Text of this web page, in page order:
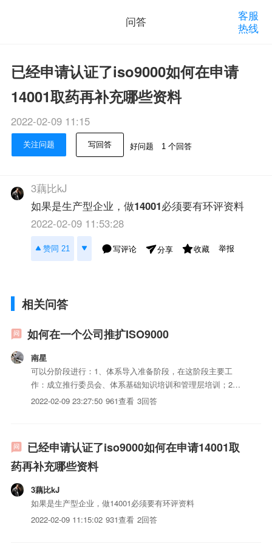
问答
客服
热线
已经申请认证了iso9000如何在申请
14001取药再补充哪些资料
2022-02-09 11:15
关注问题 写回答 好问题 1 个回答
3藕比kJ
如果是生产型企业，做14001必须要有环评资料
2022-02-09 11:53:28
赞同 21 写评论 分享 收藏 举报
相关问答
如何在一个公司推扩ISO9000
南星
可以分阶段进行：1、体系导入准备阶段，在这阶段主要工
作：成立推行委员会、体系基础知识培训和管理层培训；2、
体系建立阶段，主要工作：制定和发放体系iso三体系认证
2022-02-09 23:27:50 961查看 3回答
已经申请认证了iso9000如何在申请14001取
药再补充哪些资料
3藕比kJ
如果是生产型企业，做14001必须要有环评资料
2022-02-09 11:15:02 931查看 2回答